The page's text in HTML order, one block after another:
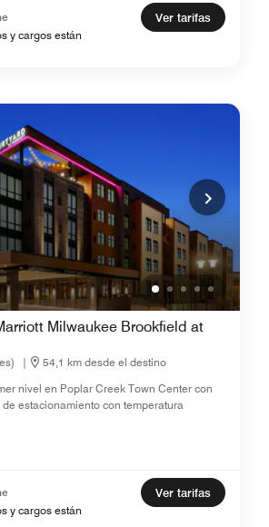
y cargos están
Ver tarifas
Milwaukee Brookfield at
|
54,1 km desde el destino
nivel en Poplar Creek Town Center con
estacionamiento con temperatura
y cargos están
Ver tarifas